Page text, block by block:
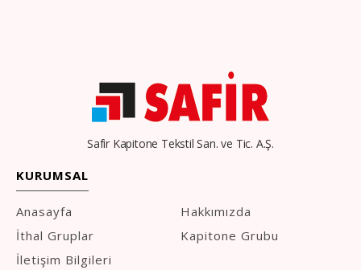
Safir Kapitone Tekstil San. ve Tic. A.Ş.
KURUMSAL
Anasayfa
Hakkımızda
İthal Gruplar
Kapitone Grubu
İletişim Bilgileri